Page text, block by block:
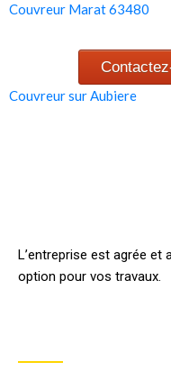
Couvreur Marat 63480
Couvreur sur Aubiere
L’entreprise est agrée et
option pour vos travaux.